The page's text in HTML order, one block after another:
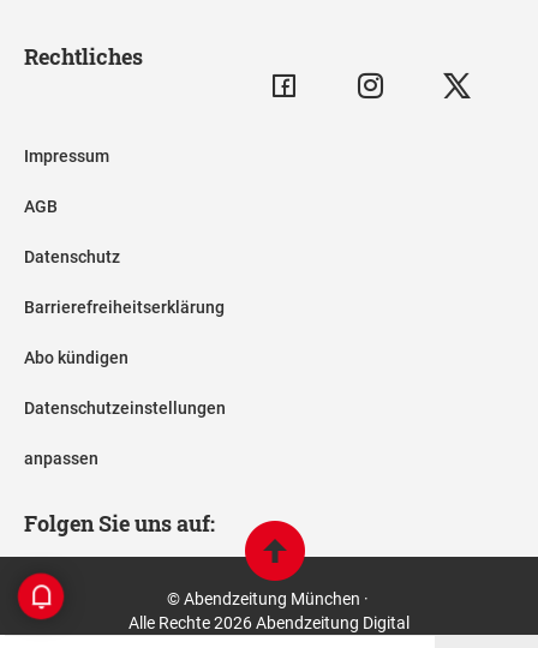
Rechtliches
Impressum
AGB
Datenschutz
Barrierefreiheitserklärung
Abo kündigen
Datenschutzeinstellungen
anpassen
Folgen Sie uns auf:
© Abendzeitung München ·
Alle Rechte 2026 Abendzeitung Digital